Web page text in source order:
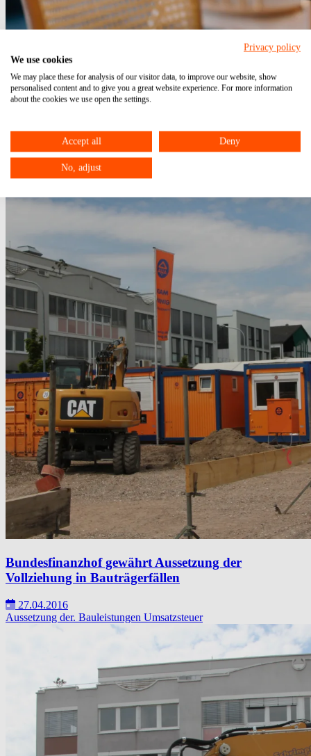
Anwendung des begünstigten Steuersatzes bei
Restaurations- und Verpflegungs- dienstleistungen
14.09.2020
Update vom: 23.12.2021
Bundesfinanzhof gewährt Aussetzung der
Vollziehung in Bauträgerfällen
27.04.2016
Aussetzung der. Bauleistungen Umsatzsteuer
Privacy policy
We use cookies
We may place these for analysis of our visitor data, to improve our website, show
personalised content and to give you a great website experience. For more information
about the cookies we use open the settings.
Accept all Deny
No, adjust